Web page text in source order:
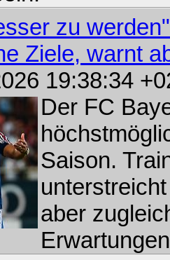
zu
Ziele, warnt
19:38:34
Der FC
Saison.
aber